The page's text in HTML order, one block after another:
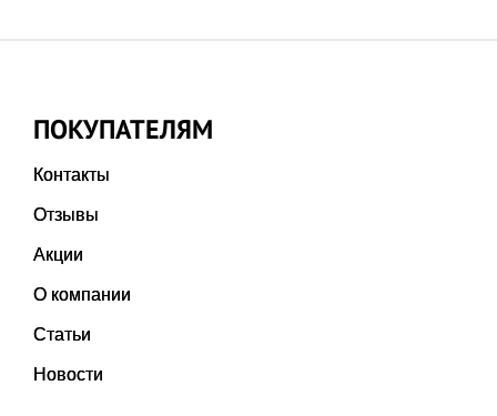
ПОКУПАТЕЛЯМ
Контакты
Отзывы
Акции
О компании
Статьи
Новости